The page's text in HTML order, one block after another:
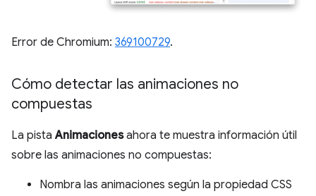
Error de Chromium: 369100729.
Cómo detectar las animaciones no
compuestas
La pistaAnimacionesahora te muestra información útil
sobre las animaciones no compuestas:
Nombra las animaciones según la propiedad CSS